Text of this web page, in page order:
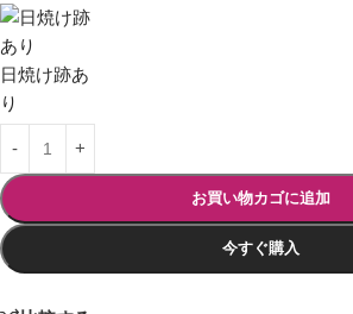
日焼け跡あ
り
お買い物カゴに追加
今すぐ購入